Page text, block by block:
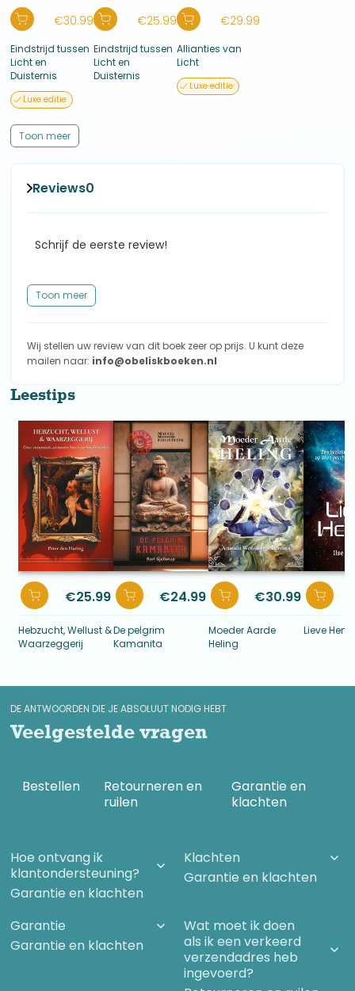
€30.99
Eindstrijd tussen
Licht en
Duisternis
Luxe editie
€25.99
Eindstrijd tussen
Licht en
Duisternis
€29.99
Allianties van
Licht
Luxe editie
Toon meer
Reviews0
Schrijf de eerste review!
Toon meer
Wij stellen uw review van dit boek zeer op prijs. U kunt deze
mailen naar: info@obeliskboeken.nl
Leestips
€25.99
Hebzucht, Wellust &
Waarzeggerij
€24.99
De pelgrim
Kamanita
€30.99
Moeder Aarde
Heling
Lieve
DE ANTWOORDEN DIE JE ABSOLUUT NODIG HEBT
Veelgestelde vragen
Bestellen
Retourneren en
ruilen
Garantie en
klachten
Hoe ontvang ik
klantondersteuning?
Garantie en klachten
Klachten
Garantie en klachten
Garantie
Garantie en klachten
Wat moet ik doen
als ik een verkeerd
verzendadres heb
ingevoerd?